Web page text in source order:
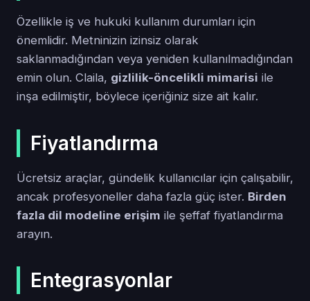
Özellikle iş ve hukuki kullanım durumları için
önemlidir. Metninizin izinsiz olarak
saklanmadığından veya yeniden kullanılmadığından
emin olun. Claila, gizlilik-öncelikli mimarisi ile
inşa edilmiştir, böylece içeriğiniz size ait kalır.
Fiyatlandırma
Ücretsiz araçlar, gündelik kullanıcılar için çalışabilir,
ancak profesyoneller daha fazla güç ister. Birden
fazla dil modeline erişim ile şeffaf fiyatlandırma
arayın.
Entegrasyonlar